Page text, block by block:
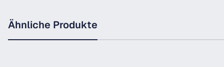
Ähnliche Produkte